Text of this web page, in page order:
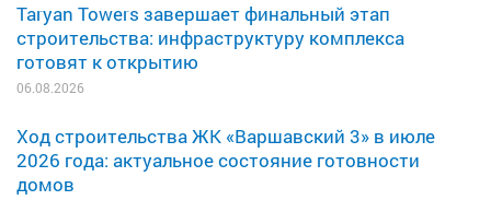
Taryan Towers завершает финальный этап
строительства: инфраструктуру комплекса
готовят к открытию
06.08.2026
Ход строительства ЖК «Варшавский 3» в июле
2026 года: актуальное состояние готовности
домов